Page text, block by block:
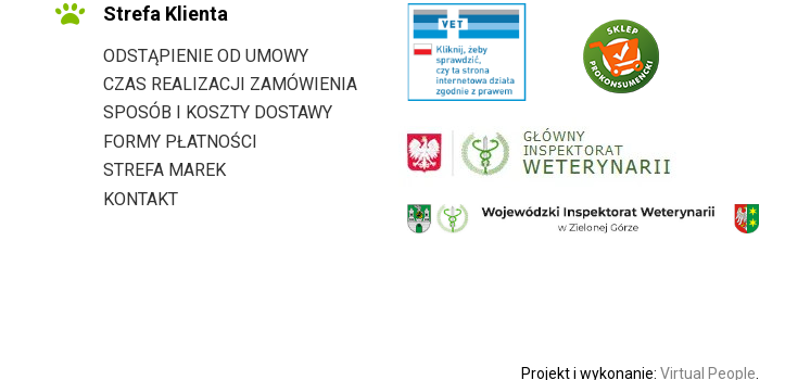
Strefa Klienta
ODSTĄPIENIE OD UMOWY
CZAS REALIZACJI ZAMÓWIENIA
SPOSÓB I KOSZTY DOSTAWY
FORMY PŁATNOŚCI
STREFA MAREK
KONTAKT
Projekt i wykonanie: Virtual People